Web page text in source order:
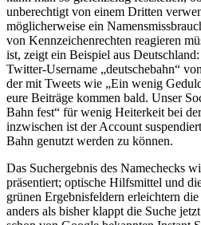
unberechtigt von einem Dritten
möglicherweise ein
von Kennzeichenrechten reagieren
ist, zeigt ein Beispiel aus
Twitter-Username „deutschebahn“
der mit Tweets wie „Ein wenig
eure Beiträge kommen bald. Unser
Bahn fest“ für wenig Heiterkeit bei
inzwischen ist der Account
Bahn genutzt werden zu können.
Das Suchergebnis des Namechecks
präsentiert; optische Hilfsmittel und
grünen Ergebnisfeldern erleichtern
anders als bisher klappt die Suche